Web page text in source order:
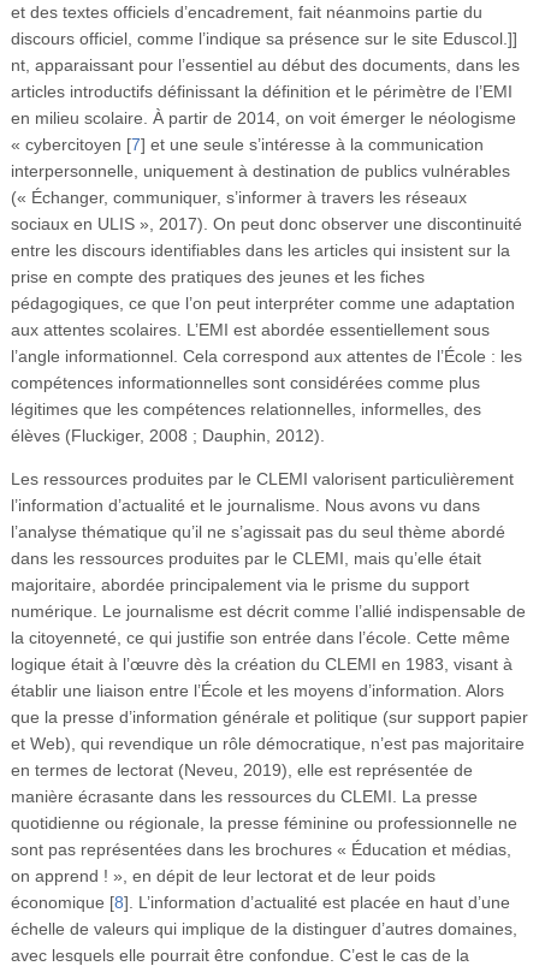
et des textes officiels d’encadrement, fait néanmoins partie du
discours officiel, comme l’indique sa présence sur le site Eduscol.]]
nt, apparaissant pour l’essentiel au début des documents, dans les
articles introductifs définissant la définition et le périmètre de l’EMI
en milieu scolaire. À partir de 2014, on voit émerger le néologisme
« cybercitoyen [7] et une seule s’intéresse à la communication
interpersonnelle, uniquement à destination de publics vulnérables
(« Échanger, communiquer, s’informer à travers les réseaux
sociaux en ULIS », 2017). On peut donc observer une discontinuité
entre les discours identifiables dans les articles qui insistent sur la
prise en compte des pratiques des jeunes et les fiches
pédagogiques, ce que l’on peut interpréter comme une adaptation
aux attentes scolaires. L’EMI est abordée essentiellement sous
l’angle informationnel. Cela correspond aux attentes de l’École : les
compétences informationnelles sont considérées comme plus
légitimes que les compétences relationnelles, informelles, des
élèves (Fluckiger, 2008 ; Dauphin, 2012).
Les ressources produites par le CLEMI valorisent particulièrement
l’information d’actualité et le journalisme. Nous avons vu dans
l’analyse thématique qu’il ne s’agissait pas du seul thème abordé
dans les ressources produites par le CLEMI, mais qu’elle était
majoritaire, abordée principalement via le prisme du support
numérique. Le journalisme est décrit comme l’allié indispensable de
la citoyenneté, ce qui justifie son entrée dans l’école. Cette même
logique était à l’œuvre dès la création du CLEMI en 1983, visant à
établir une liaison entre l’École et les moyens d’information. Alors
que la presse d’information générale et politique (sur support papier
et Web), qui revendique un rôle démocratique, n’est pas majoritaire
en termes de lectorat (Neveu, 2019), elle est représentée de
manière écrasante dans les ressources du CLEMI. La presse
quotidienne ou régionale, la presse féminine ou professionnelle ne
sont pas représentées dans les brochures « Éducation et médias,
on apprend ! », en dépit de leur lectorat et de leur poids
économique [8] . L’information d’actualité est placée en haut d’une
échelle de valeurs qui implique de la distinguer d’autres domaines,
avec lesquels elle pourrait être confondue. C’est le cas de la